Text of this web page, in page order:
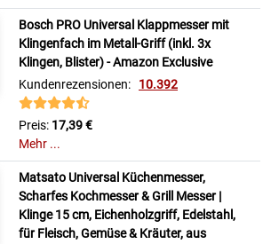
Bosch PRO Universal Klappmesser mit
Klingenfach im Metall-Griff (inkl. 3x
Klingen, Blister) - Amazon Exclusive
Kundenrezensionen: 10.392
Preis: 17,39 €
Mehr ...
Matsato Universal Küchenmesser,
Scharfes Kochmesser & Grill Messer |
Klinge 15 cm, Eichenholzgriff, Edelstahl,
für Fleisch, Gemüse & Kräuter, aus